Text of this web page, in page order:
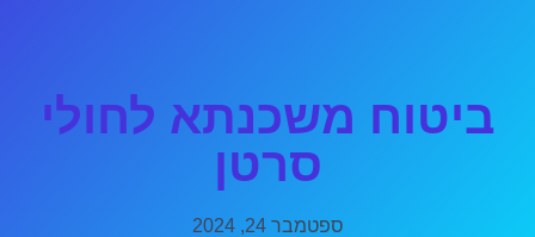
ביטוח משכנתא לחולי
סרטן
ספטמבר 24, 2024